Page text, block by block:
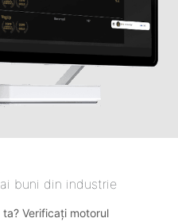
buni din industrie
Verificați motorul